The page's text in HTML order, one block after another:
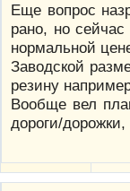
Еще вопрос
рано, но
нормальной
Заводской
резину
Вообще вел
дороги/